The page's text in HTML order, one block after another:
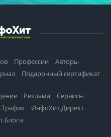
Профессии
Авторы
Подарочный сертификат
Реклама
Сервисы
ИнфоХит.Директ